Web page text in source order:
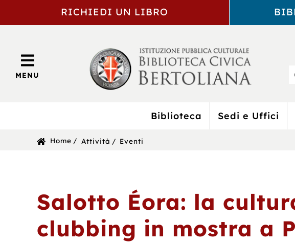
BIBLIOTECA
RICHIEDI UN LIBRO
MENU
Biblioteca Sedi e Uffici
Sei Home Attività Eventi
Salotto Éora: la
clubbing in mostra a